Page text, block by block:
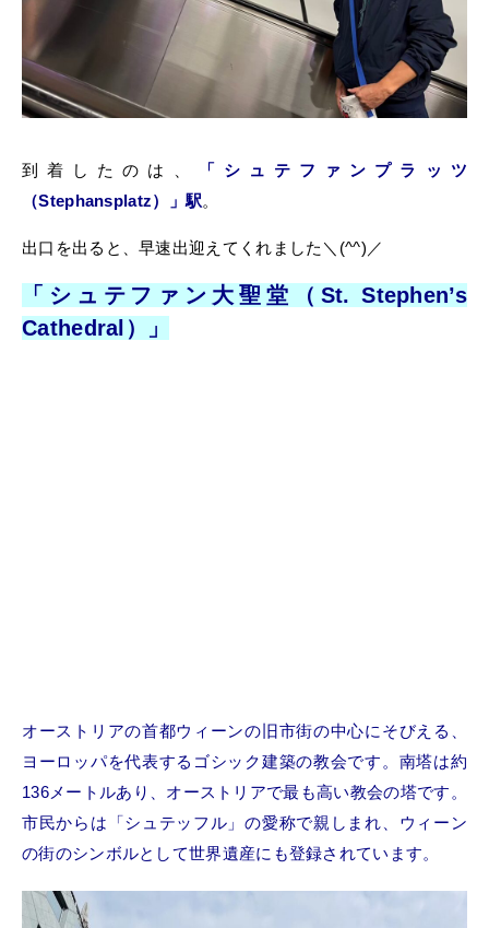
到着したのは、
「シュテファンプラッツ
（Stephansplatz）」駅。
出口を出ると、早速出迎えてくれました＼(^^)／
「シュテファン大聖堂（St. Stephen’s
Cathedral）」
オーストリアの首都ウィーンの旧市街の中心にそびえる、
ヨーロッパを代表するゴシック建築の教会です。南塔は約
136メートルあり、オーストリアで最も高い教会の塔です。
市民からは「シュテッフル」の愛称で親しまれ、ウィーン
の街のシンボルとして世界遺産にも登録されています。